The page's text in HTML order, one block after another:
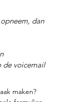
dan
de voicemail
maken?